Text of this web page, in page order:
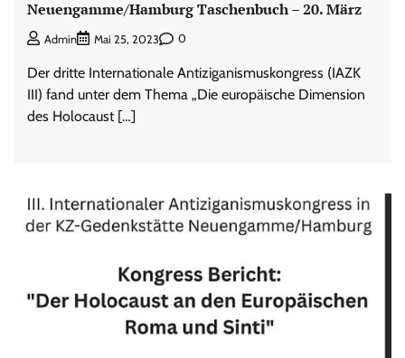
Neuengamme/Hamburg Taschenbuch – 20. März
Admin Mai 25, 2023 0
Der dritte Internationale Antiziganismuskongress (IAZK
III) fand unter dem Thema „Die europäische Dimension
des Holocaust […]